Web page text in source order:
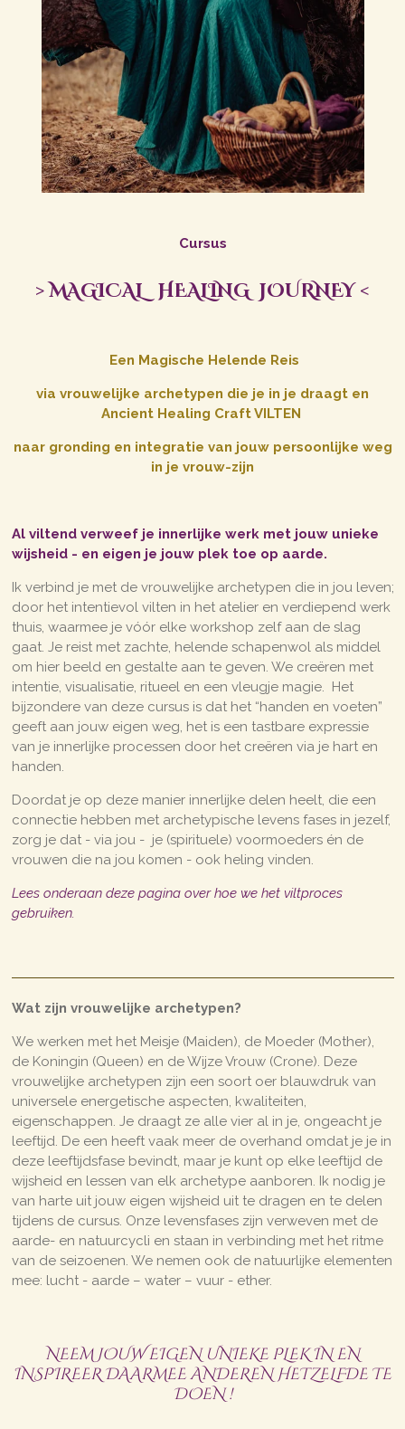
Cursus
> MAGICAL HEALING JOURNEY <
Een Magische Helende Reis
via vrouwelijke archetypen die je in je draagt en
Ancient Healing Craft VILTEN
naar gronding en integratie van jouw persoonlijke weg
in je vrouw-zijn
Al viltend verweef je innerlijke werk met jouw unieke
wijsheid - en eigen je jouw plek toe op aarde.
Ik verbind je met de vrouwelijke archetypen die in jou leven;
door het intentievol vilten in het atelier en verdiepend werk
thuis, waarmee je vóór elke workshop zelf aan de slag
gaat. Je reist met zachte, helende schapenwol als middel
om hier beeld en gestalte aan te geven. We creëren met
intentie, visualisatie, ritueel en een vleugje magie. Het
bijzondere van deze cursus is dat het “handen en voeten”
geeft aan jouw eigen weg, het is een tastbare expressie
van je innerlijke processen door het creëren via je hart en
handen.
Doordat je op deze manier innerlijke delen heelt, die een
connectie hebben met archetypische levens fases in jezelf,
zorg je dat - via jou - je (spirituele) voormoeders én de
vrouwen die na jou komen - ook heling vinden.
Lees onderaan deze pagina over hoe we het viltproces
gebruiken.
Wat zijn vrouwelijke archetypen?
We werken met het Meisje (Maiden), de Moeder (Mother),
de Koningin (Queen) en de Wijze Vrouw (Crone). Deze
vrouwelijke archetypen zijn een soort oer blauwdruk van
universele energetische aspecten, kwaliteiten,
eigenschappen. Je draagt ze alle vier al in je, ongeacht je
leeftijd. De een heeft vaak meer de overhand omdat je je in
deze leeftijdsfase bevindt, maar je kunt op elke leeftijd de
wijsheid en lessen van elk archetype aanboren. Ik nodig je
van harte uit jouw eigen wijsheid uit te dragen en te delen
tijdens de cursus. Onze levensfases zijn verweven met de
aarde- en natuurcycli en staan in verbinding met het ritme
van de seizoenen. We nemen ook de natuurlijke elementen
mee: lucht - aarde – water – vuur - ether.
NEEM JOUW EIGEN UNIEKE PLEK IN EN
INSPIREER DAARMEE ANDEREN HETZELFDE TE
DOEN !